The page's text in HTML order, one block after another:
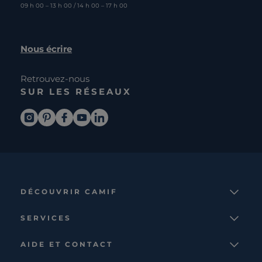
09 h 00 – 13 h 00 / 14 h 00 – 17 h 00
Nous écrire
Retrouvez-nous
SUR LES RÉSEAUX
DÉCOUVRIR CAMIF
Nos collections
SERVICES
AIDE ET CONTACT